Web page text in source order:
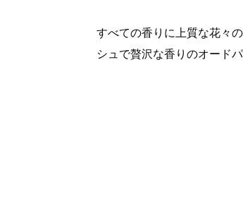
すべての香りに上質な花々
シュで贅沢な香りのオード